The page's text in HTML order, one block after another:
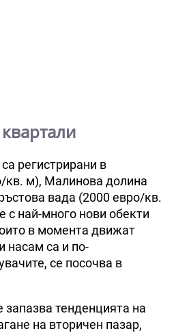
регистрирани в
кв. м), Малинова долина
вада (2000 евро/кв.
с най-много нови обекти
в момента движат
насам са и по-
се посочва в
запазва тенденцията на
на вторичен пазар,